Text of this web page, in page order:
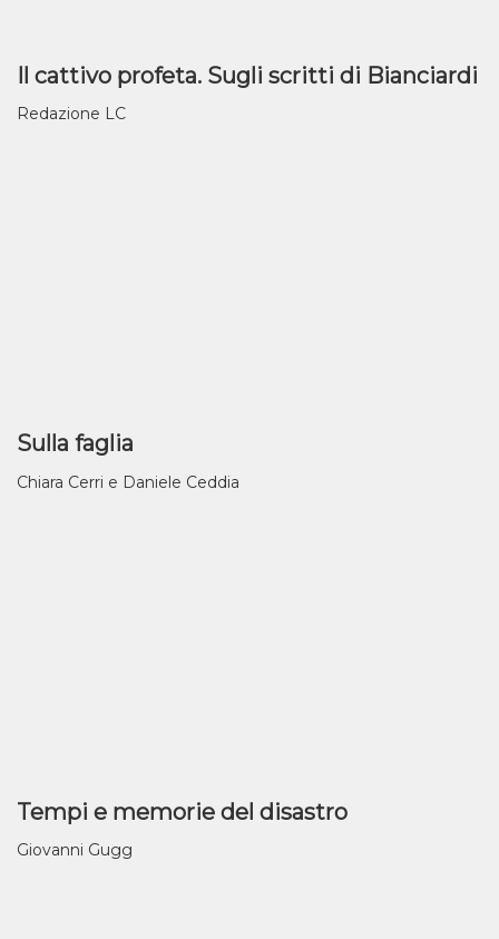
Il cattivo profeta. Sugli scritti di Bianciardi
Redazione LC
Sulla faglia
Chiara Cerri e Daniele Ceddia
Tempi e memorie del disastro
Giovanni Gugg